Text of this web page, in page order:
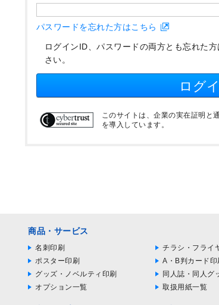
パスワードを忘れた方はこちら
ログインID、パスワードの両方とも忘れた方
さい。
ログ
このサイトは、企業の実在証明と
を導入しています。
商品・サービス
名刺印刷 チラシ・フライ
ポスター印刷
A・B判カード印
グッズ・ノベルティ印刷
同人誌・同人グ
オプション一覧
取扱用紙一覧